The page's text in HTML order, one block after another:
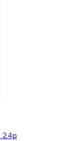
24p